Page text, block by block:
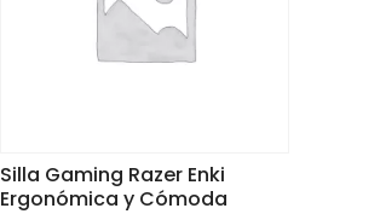
Silla Gaming Razer Enki
Ergonómica y Cómoda